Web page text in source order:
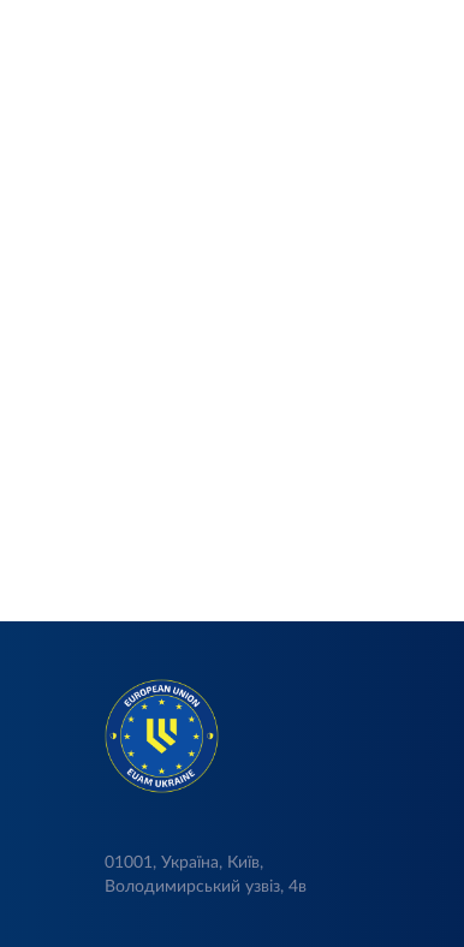
01001, Україна, Київ,
Володимирський узвіз, 4в